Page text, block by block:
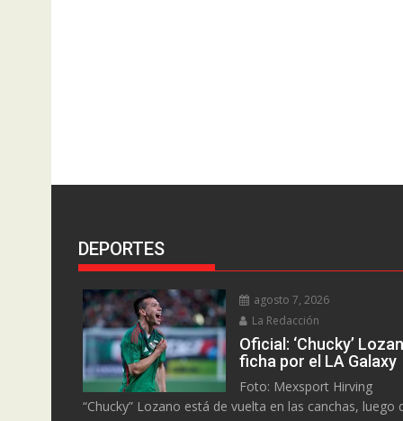
DEPORTES
agosto 7, 2026
La Redacción
Oficial: ‘Chucky’
ficha por el LA Galaxy
Foto: Mexsport Hirving
“Chucky” Lozano está de vuelta en las canchas, luego